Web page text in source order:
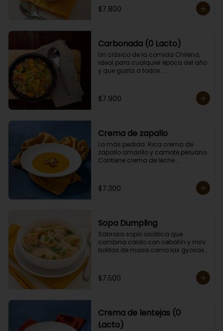
Contiene crema de leche.
Porción individual lista para servir
$7.800
Carbonada (0 Lacto)
Un clásico de la comida Chilena,
ideal para cualquier época del año
y que gusta a todos.
arroz y carne.
Porción individual lista para servir
$7.900
Crema de zapallo
La más pedida. Rica crema de
zapallo amarillo y camote peruano.
Contiene crema de leche.
$7.300
Sopa Dumpling
Sabrosa sopa asiática que
combina caldo con cebollín y mini
bolitas de masa como las gyosas
de 400 grs. Cero Lactosa.
$7.500
Crema de lentejas (0
Lacto)